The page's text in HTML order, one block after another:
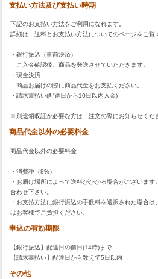
支払い方法及び支払い時期
下記のお支払い方法をご利用になれます。
詳細は、送料とお支払い方法についてのページをご覧
・銀行振込（事前決済）
ご入金確認後、商品を発送させていただきます。
・現金決済
商品お届けの際に商品代金をお支払ください。
・請求書払い(配達日から10日以内入金)
※別途領収証が必要な方は、注文の際にお知らせくだ
商品代金以外の必要料金
商品代金以外の必要料金
・消費税（8%）
・お届け場所によって送料がかかる場合がございま
合わせ下さい。
・お支払方法に銀行振込の手数料を選択された場合
はお客様でご負担ください。
申込の有効期限
【銀行振込】配達日の前日(14時)まで
【請求書払い】配達日から数えて5日以内
その他